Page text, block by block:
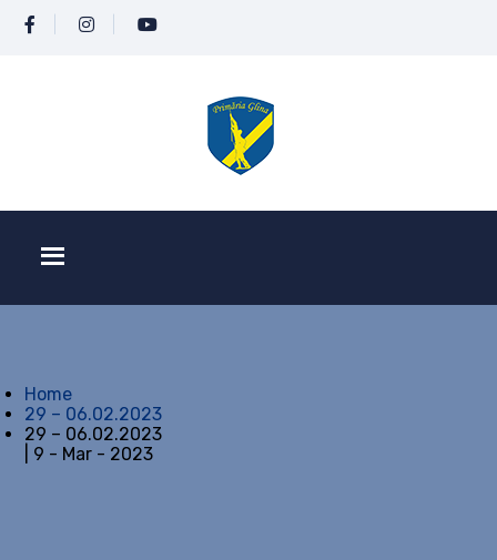
Home
29 – 06.02.2023
29 – 06.02.2023
| 9 - Mar - 2023